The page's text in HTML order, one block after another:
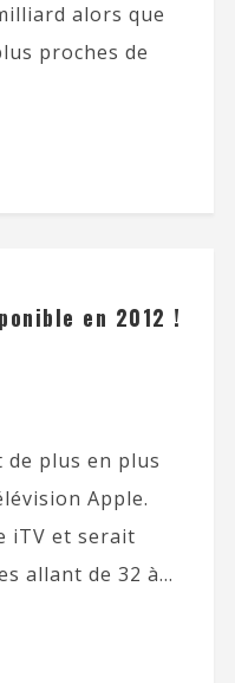
alors que
proches de
en 2012 !
plus en plus
Apple.
iTV et serait
allant de 32 à...